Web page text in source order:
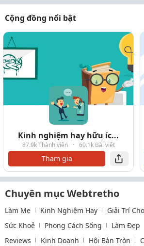
Cộng đồng nổi bật
Kinh nghiệm hay hữu íc...
87.9k Thành viên · 60.1k Bài viết
Tham gia
Chuyên mục Webtretho
Làm Mẹ Kinh Nghiệm Hay
Giải Trí
Sức Khoẻ
Phong Cách Sống Làm Đẹp
Reviews
Kinh Doanh Hội Bàn Tròn